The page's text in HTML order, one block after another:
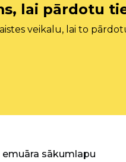
lai pārdotu
veikalu, lai to
emuāra sākumlapu